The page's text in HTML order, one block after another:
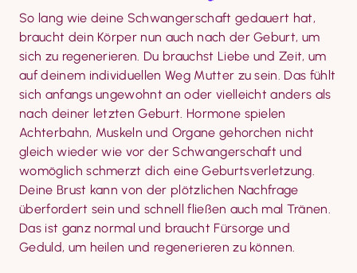
So lang wie deine Schwangerschaft gedauert hat,
braucht dein Körper nun auch nach der Geburt, um
sich zu regenerieren. Du brauchst Liebe und Zeit, um
auf deinem individuellen Weg Mutter zu sein. Das fühlt
sich anfangs ungewohnt an oder vielleicht anders als
nach deiner letzten Geburt. Hormone spielen
Achterbahn, Muskeln und Organe gehorchen nicht
gleich wieder wie vor der Schwangerschaft und
womöglich schmerzt dich eine Geburtsverletzung.
Deine Brust kann von der plötzlichen Nach­frage
überfordert sein und schnell fließen auch mal Tränen.
Das ist ganz normal und braucht Fürsorge und
Geduld, um heilen und regenerieren zu können.